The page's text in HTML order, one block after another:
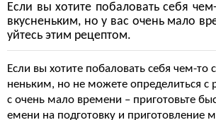
Если вы хотите побаловать себя
вкусненьким, но у вас очень мало
уйтесь этим рецептом.
Если вы хотите побаловать себя чем-то
неньким, но не можете определиться с
с очень мало времени – приготовьте
емени на подготовку и приготовление